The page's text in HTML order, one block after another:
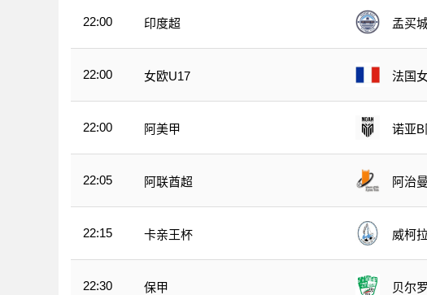
22:00 印度超 孟买
22:00 女欧U17 法国
22:00 阿美甲 诺亚B
22:05 阿联酋超 阿治曼
22:15 卡亲王杯 威柯拉
22:30 保甲 贝尔罗